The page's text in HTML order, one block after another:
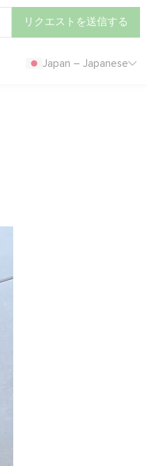
リクエストを送信する
Japan – Japanese